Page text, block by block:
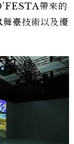
帶來的
臺技術以及優